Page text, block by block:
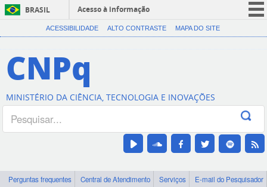
BRASIL
Acesso à informação
CORONAVÍRUS (COVID-19)
Canais
ACESSIBILIDADE ALTO CONTRASTE MAPA DO SITE
CNPq
MINISTÉRIO DA CIÊNCIA, TECNOLOGIA E INOVAÇÕES
Perguntas frequentes Central de Atendimento Serviços
E-mail do Pesquisador